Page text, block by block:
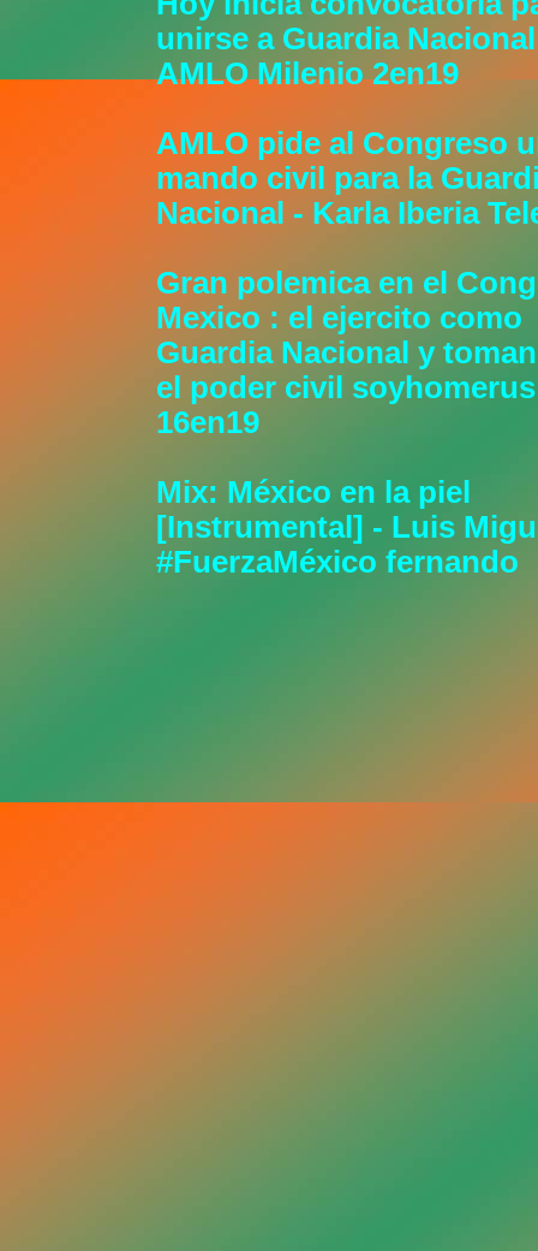
unirse a Guardia
AMLO Milenio 2en19
AMLO pide al Congreso
mando civil para la
Nacional - Karla Iberia
Gran polemica en el
Mexico : el ejercito como
Guardia Nacional y
el poder civil soyhomerus
16en19
Mix: México en la piel
[Instrumental] - Luis
#FuerzaMéxico fernando